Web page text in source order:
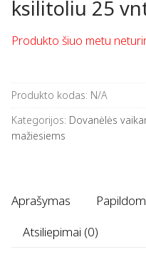
ksilitoliu 25
Produkto šiuo metu
Produkto kodas: N/A
Kategorijos: Dovanėlės
mažiesiems
Aprašymas
Atsiliepimai (0)